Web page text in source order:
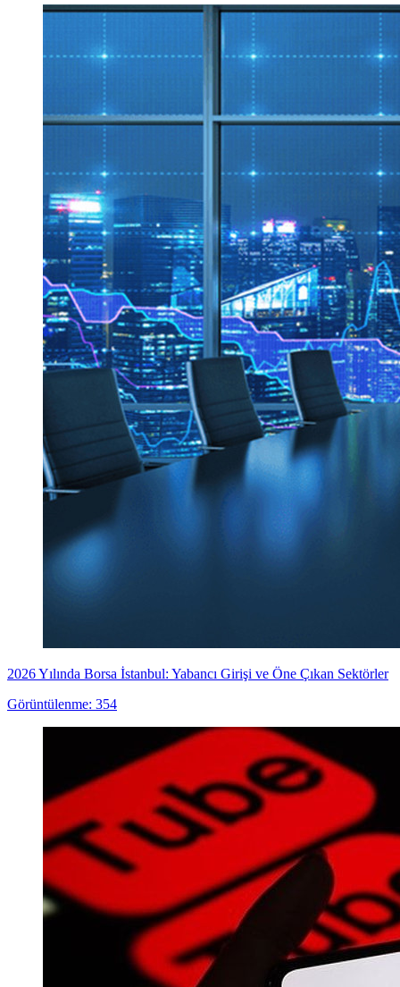
2026 Yılında Borsa İstanbul: Yabancı Girişi ve Öne Çıkan Sektörler
Görüntülenme: 354